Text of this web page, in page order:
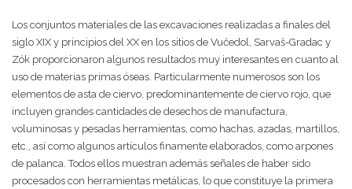
Los conjuntos materiales de las excavaciones realizadas a finales del
siglo XIX y principios del XX en los sitios de Vučedol, Sarvaš-Gradac y
Zók proporcionaron algunos resultados muy interesantes en cuanto al
uso de materias primas óseas. Particularmente numerosos son los
elementos de asta de ciervo, predominantemente de ciervo rojo, que
incluyen grandes cantidades de desechos de manufactura,
voluminosas y pesadas herramientas, como hachas, azadas, martillos,
etc., así como algunos artículos finamente elaborados, como arpones
de palanca. Todos ellos muestran además señales de haber sido
procesados con herramientas metálicas, lo que constituye la primera